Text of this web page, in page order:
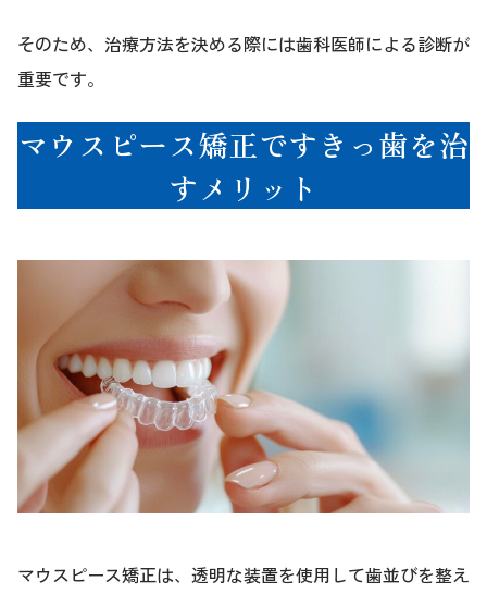
そのため、治療方法を決める際には歯科医師による診断が
重要です。
マウスピース矯正ですきっ歯を治
すメリット
マウスピース矯正は、透明な装置を使用して歯並びを整え